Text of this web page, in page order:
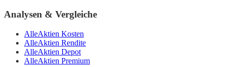
Analysen & Vergleiche
AlleAktien Kosten
AlleAktien Rendite
AlleAktien Depot
AlleAktien Premium